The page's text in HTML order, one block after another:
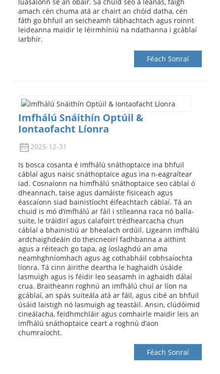
amach cén chuma atá ar chairt an chóid datha, cén
fáth go bhfuil an seicheamh tábhachtach agus roinnt
leideanna maidir le léirmhíniú na ndathanna i gcáblaí
iarbhír.
Féach Sonraí
Imfhálú Snáithín Optúil &
Iontaofacht Líonra
2025-12-31
Is bosca cosanta é imfhálú snáthoptaice ina bhfuil
cáblaí agus naisc snáthoptaice agus ina n-eagraítear
iad. Cosnaíonn na himfhálú snáthoptaice seo cáblaí ó
dheannach, taise agus damáiste fisiceach agus
éascaíonn siad bainistíocht éifeachtach cáblaí. Tá an
chuid is mó d’imfhálú ar fáil i stíleanna raca nó balla-
suite, le tráidirí agus calafoirt trédhearcacha chun
cáblaí a bhainistiú ar bhealach ordúil. Ligeann imfhálú
ardchaighdeáin do theicneoirí fadhbanna a aithint
agus a réiteach go tapa, ag íoslaghdú an ama
neamhghníomhach agus ag cothabháil cobhsaíochta
líonra. Tá cinn áirithe deartha le haghaidh úsáide
lasmuigh agus is féidir leo seasamh in aghaidh dálaí
crua. Braitheann roghnú an imfhálú chuí ar líon na
gcáblaí, an spás suiteála atá ar fáil, agus cibé an bhfuil
úsáid laistigh nó lasmuigh ag teastáil. Ansin, clúdóimid
cineálacha, feidhmchláir agus comhairle maidir leis an
imfhálú snáthoptaice ceart a roghnú d’aon
chumraíocht.
Féach Sonraí